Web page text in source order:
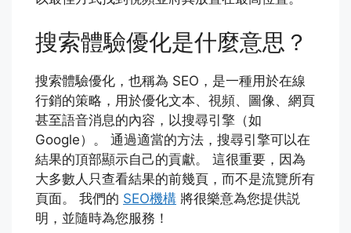
搜索體驗優化是什麼意思？
搜索體驗優化，也稱為 SEO，是一種用於在線
行銷的策略，用於優化文本、視頻、圖像、網頁
甚至語音消息的內容，以搜尋引擎（如
Google）。 通過適當的方法，搜尋引擎可以在
結果的頂部顯示自己的貢獻。 這很重要，因為
大多數人只查看結果的前幾頁，而不是流覽所有
頁面。 我們的 SEO機構 將很樂意為您提供説
明，並隨時為您服務！